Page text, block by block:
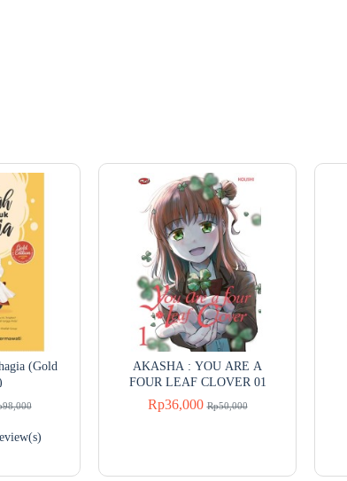
(Gold
AKASHA : YOU ARE A
FOUR LEAF CLOVER 01
Rp36,000 Rp50,000